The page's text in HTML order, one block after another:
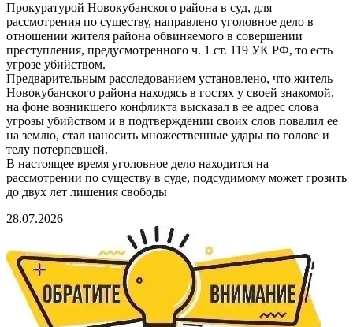
Прокуратурой Новокубанского района в суд, для
рассмотрения по существу, направлено уголовное дело в
отношении жителя района обвиняемого в совершении
преступления, предусмотренного ч. 1 ст. 119 УК РФ, то есть
угрозе убийством.
Предварительным расследованием установлено, что житель
Новокубанского района находясь в гостях у своей знакомой,
на фоне возникшего конфликта высказал в ее адрес слова
угрозы убийством и в подтверждении своих слов повалил ее
на землю, стал наносить множественные удары по голове и
телу потерпевшей.
В настоящее время уголовное дело находится на
рассмотрении по существу в суде, подсудимому может грозить
до двух лет лишения свободы
28.07.2026